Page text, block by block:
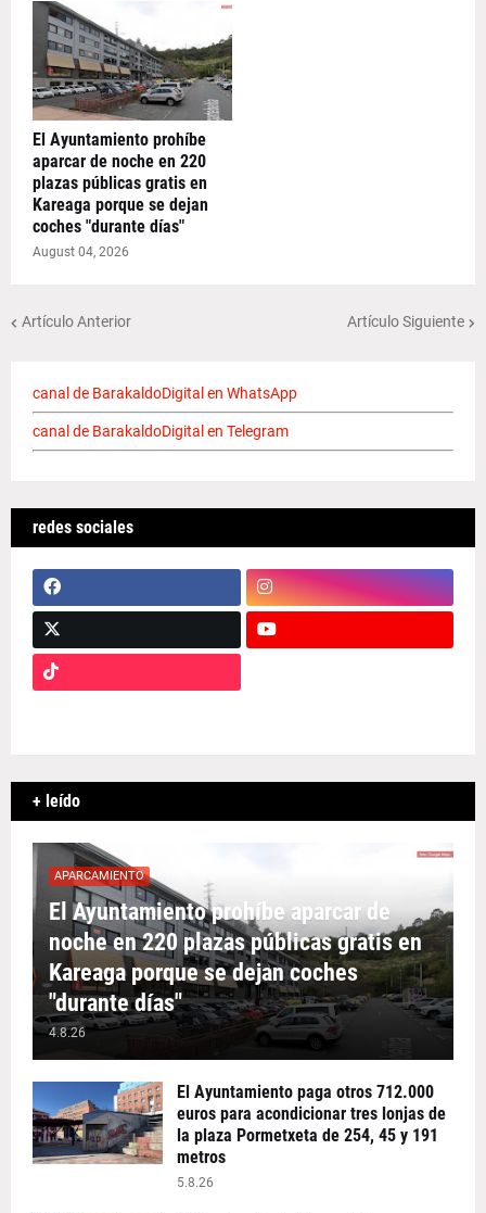
El Ayuntamiento prohíbe
aparcar de noche en 220
plazas públicas gratis en
Kareaga porque se dejan
coches "durante días"
August 04, 2026
Artículo Anterior Artículo Siguiente
canal de BarakaldoDigital en WhatsApp
canal de BarakaldoDigital en Telegram
redes sociales
+ leído
APARCAMIENTO
El Ayuntamiento prohíbe aparcar de
noche en 220 plazas públicas gratis en
Kareaga porque se dejan coches
"durante días"
4.8.26
El Ayuntamiento paga otros 712.000
euros para acondicionar tres lonjas de
la plaza Pormetxeta de 254, 45 y 191
metros
5.8.26